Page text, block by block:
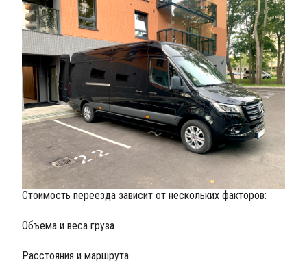
Стоимость переезда зависит от нескольких факторов:
Объема и веса груза
Расстояния и маршрута